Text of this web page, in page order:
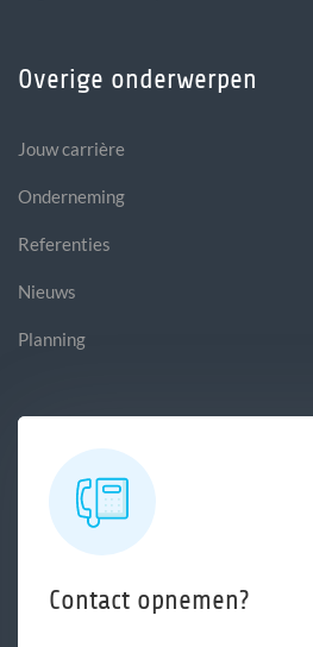
Overige onderwerpen
Jouw carrière
Onderneming
Referenties
Nieuws
Planning
Contact opnemen?